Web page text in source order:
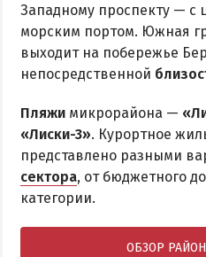
Западному проспекту — с
морским портом. Южная
выходит на побережье
непосредственной
Пляжи микрорайона —
«Лиски-3». Курортное
представлено разными
сектора, от бюджетного
категории.
ОБЗОР